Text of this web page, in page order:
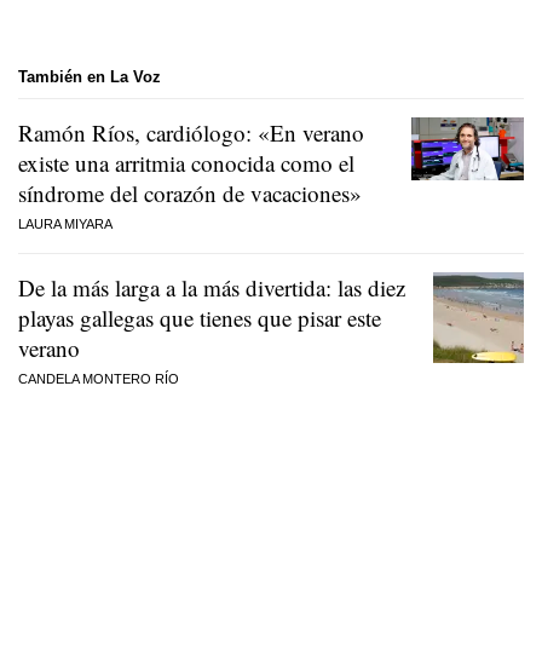
También en La Voz
Ramón Ríos, cardiólogo: «En verano
existe una arritmia conocida como el
síndrome del corazón de vacaciones»
LAURA MIYARA
De la más larga a la más divertida: las diez
playas gallegas que tienes que pisar este
verano
CANDELA MONTERO RÍO